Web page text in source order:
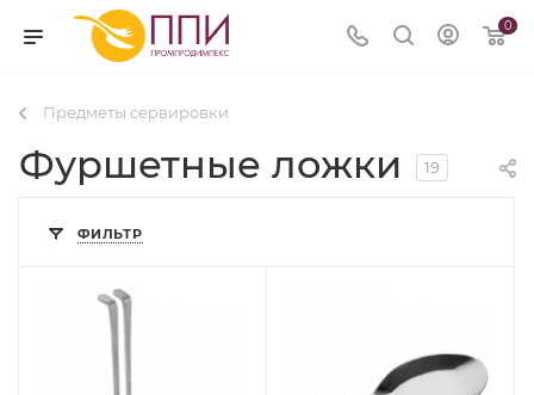
0
Предметы сервировки
Фуршетные ложки 19
ФИЛЬТР